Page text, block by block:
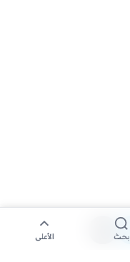
بحث الأعلى